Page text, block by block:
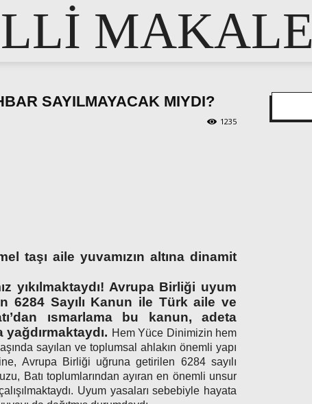
MAKALE
SAYILMAYACAK MIYDI?
1235
taşı aile yuvamızın altına dinamit
yıkılmaktaydı! Avrupa Birliği uyum
6284 Sayılı Kanun ile Türk aile ve
ısmarlama bu kanun, adeta
Hem Yüce Dinimizin hem
sayılan ve toplumsal ahlakın önemli yapı
Avrupa Birliği uğruna getirilen 6284 sayılı
Batı toplumlarından ayıran en önemli unsur
Uyum yasaları sebebiyle hayata